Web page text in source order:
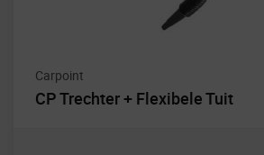
Carpoint
CP Trechter + Flexibele Tuit